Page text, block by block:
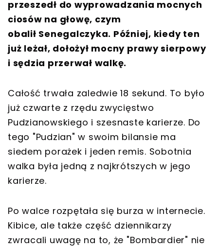
przeszedł do wyprowadzania mocnych
ciosów na głowę, czym
obalił Senegalczyka. Później, kiedy ten
już leżał, dołożył mocny prawy sierpowy
i sędzia przerwał walkę.
Całość trwała zaledwie 18 sekund. To było
już czwarte z rzędu zwycięstwo
Pudzianowskiego i szesnaste karierze. Do
tego "Pudzian" w swoim bilansie ma
siedem porażek i jeden remis. Sobotnia
walka była jedną z najkrótszych w jego
karierze.
Po walce rozpętała się burza w internecie.
Kibice, ale także część dziennikarzy
zwracali uwagę na to, że "Bombardier" nie